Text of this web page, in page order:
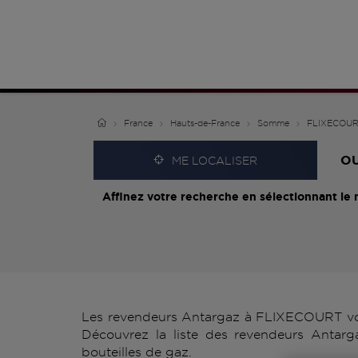
France Hauts-de-France Somme
ME LOCALISER
Affinez votre recherche en sélectionnant le
Les revendeurs Antargaz à FLIXECOURT
Découvrez la liste des revendeurs
bouteilles de gaz.